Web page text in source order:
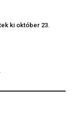
ki október 23.